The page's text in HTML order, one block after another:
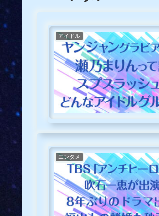
アイドル
エンタメ